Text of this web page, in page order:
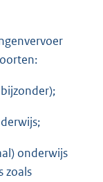
onderwijs
zoals